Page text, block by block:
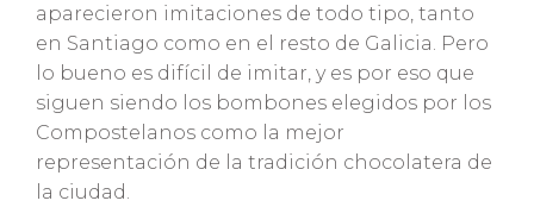
aparecieron imitaciones de todo tipo, tanto
en Santiago como en el resto de Galicia. Pero
lo bueno es difícil de imitar, y es por eso que
siguen siendo los bombones elegidos por los
Compostelanos como la mejor
representación de la tradición chocolatera de
la ciudad.